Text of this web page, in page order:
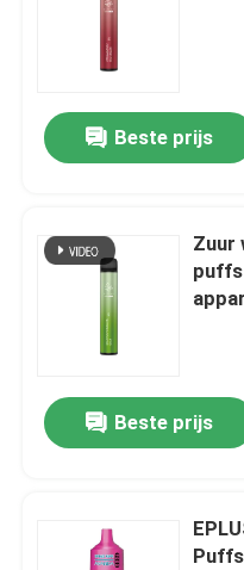
Beste prijs
Zuur
puffs
Beste prijs